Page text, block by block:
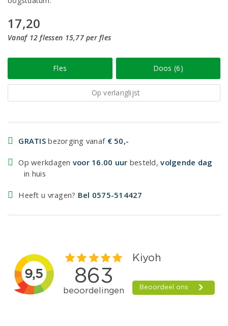
17,20
Vanaf 12 flessen 15,77 per fles
Fles Doos (6)
Op verlanglijst
GRATIS bezorging vanaf € 50,-
Op werkdagen voor 16.00 uur besteld,volgende dag
in huis
Heeft u vragen? Bel 0575-514427